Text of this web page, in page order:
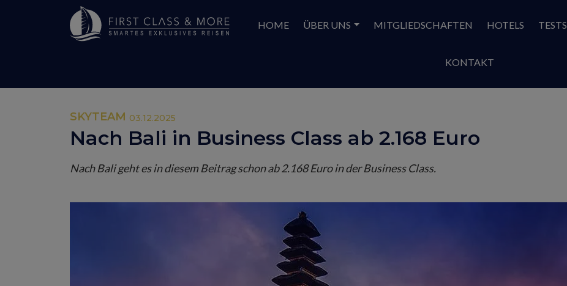
HOME ÜBER UNS MITGLIEDSCHAFTEN HOTELS TESTS
KONTAKT
SKYTEAM 03.12.2025
Nach Bali in Business Class ab 2.168 Euro
Nach Bali geht es in diesem Beitrag schon ab 2.168 Euro in der Business Class.